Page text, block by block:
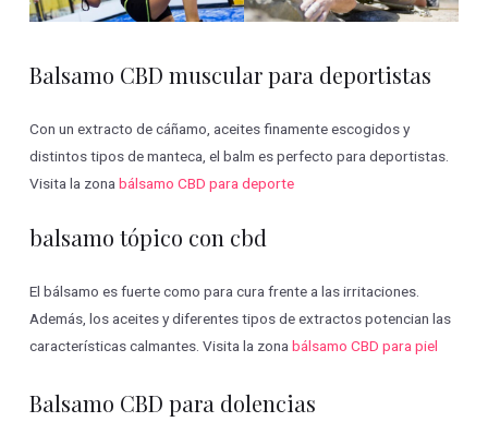
Balsamo CBD muscular para deportistas
Con un extracto de cáñamo, aceites finamente escogidos y
distintos tipos de manteca, el balm es perfecto para deportistas.
Visita la zonabálsamo CBD para deporte
balsamo tópico con cbd
El bálsamo es fuerte como para cura frente a las irritaciones.
Además, los aceites y diferentes tipos de extractos potencian las
características calmantes. Visita la zonabálsamo CBD para piel
Balsamo CBD para dolencias